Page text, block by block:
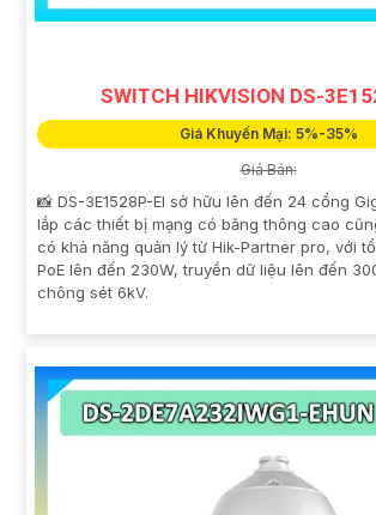
SWITCH HIKVISION DS-
Giá Khuyến Mại: 5%-35%
Giá Bán:
📸 DS-3E1528P-EI sở hữu lên đến 24 cổng
lắp các thiết bị mạng có băng thông cao
có khả năng quản lý từ Hik-Partner pro, với
PoE lên đến 230W, truyền dữ liệu lên đến
chông sét 6kV.